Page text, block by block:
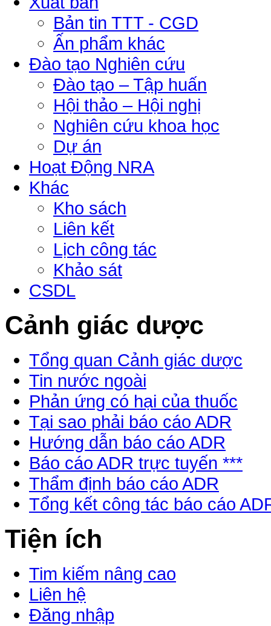
Bản tin TTT - CGD
Ấn phẩm khác
Đào tạo Nghiên cứu
Đào tạo – Tập huấn
Hội thảo – Hội nghị
Nghiên cứu khoa học
Dự án
Hoạt Động NRA
Khác
Kho sách
Liên kết
Lịch công tác
Khảo sát
CSDL
Cảnh giác dược
Tổng quan Cảnh giác dược
Tin nước ngoài
Phản ứng có hại của thuốc
Tại sao phải báo cáo ADR
Hướng dẫn báo cáo ADR
Báo cáo ADR trực tuyến ***
Thẩm định báo cáo ADR
Tổng kết công tác báo cáo
Tiện ích
Tim kiếm nâng cao
Liên hệ
Đăng nhập